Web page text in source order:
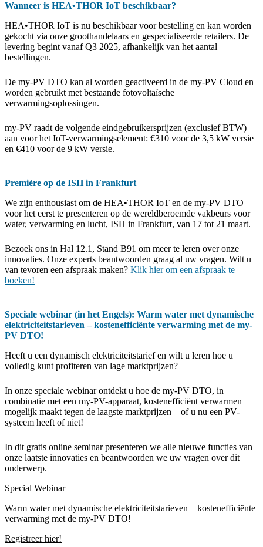
Wanneer is HEA•THOR IoT beschikbaar?
HEA•THOR IoT is nu beschikbaar voor bestelling en kan worden
gekocht via onze groothandelaars en gespecialiseerde retailers. De
levering begint vanaf Q3 2025, afhankelijk van het aantal
bestellingen.
De my-PV DTO kan al worden geactiveerd in de my-PV Cloud en
worden gebruikt met bestaande fotovoltaïsche
verwarmingsoplossingen.
my-PV raadt de volgende eindgebruikersprijzen (exclusief BTW)
aan voor het IoT-verwarmingselement: €310 voor de 3,5 kW versie
en €410 voor de 9 kW versie.
Première op de ISH in Frankfurt
We zijn enthousiast om de HEA•THOR IoT en de my-PV DTO
voor het eerst te presenteren op de wereldberoemde vakbeurs voor
water, verwarming en lucht, ISH in Frankfurt, van 17 tot 21 maart.
Bezoek ons in Hal 12.1, Stand B91 om meer te leren over onze
innovaties. Onze experts beantwoorden graag al uw vragen. Wilt u
van tevoren een afspraak maken? Klik hier om een afspraak te
boeken!
Speciale webinar (in het Engels): Warm water met dynamische
elektriciteitstarieven – kostenefficiënte verwarming met de my-
PV DTO!
Heeft u een dynamisch elektriciteitstarief en wilt u leren hoe u
volledig kunt profiteren van lage marktprijzen?
In onze speciale webinar ontdekt u hoe de my-PV DTO, in
combinatie met een my-PV-apparaat, kostenefficiënt verwarmen
mogelijk maakt tegen de laagste marktprijzen – of u nu een PV-
systeem heeft of niet!
In dit gratis online seminar presenteren we alle nieuwe functies van
onze laatste innovaties en beantwoorden we uw vragen over dit
onderwerp.
Special Webinar
Warm water met dynamische elektriciteitstarieven – kostenefficiënte
verwarming met de my-PV DTO!
Registreer hier!